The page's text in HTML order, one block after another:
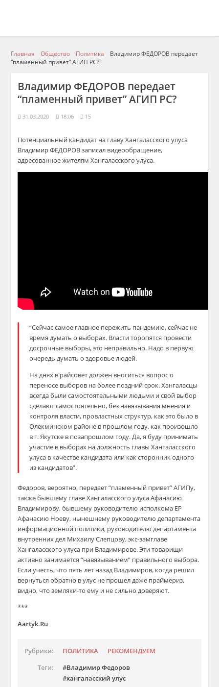
Главная Общество Политика
Владимир ФЕДОРОВ передает
“пламенный привет” АГИП РС?
Владимир ФЕДОРОВ передает
“пламенный привет” АГИП РС?
31.03.2020 18:06 15
Потенциальный кандидат на главу Хангаласского улуса
Владимир ФЕДОРОВ записал видеообращение,
адресованное жителям Хангаласского улуса.
“Сейчас самое главное пережить пандемию, сейчас не
время думать о выборах. Власти торопятся провести
досрочные выборы, это неправильно. Надо в первую
очередь думать о здоровье людей.
На днях в райсовет должен вноситься вопрос о
переносе выборов на более поздний срок. Хангаласцы
всегда были самостоятельными людьми и свой выбор
сделают самостоятельно, без навязывания мнения и
контроля власти, провластных структур, как это было в
Олекминском районе в прошлом году, как произошло
в г. Якутске в позапрошлом году. Да, я буду принимать
участие в выборах на должность главы Хангаласского
улуса в качестве кандидата или как сторонник одного
из кандидатов”.
Федоров, вероятно, передает “пламенный привет” АГИПу,
также бывшему главе Хангаласского улуса Афанасию
Владимирову, бывшему руководителю исполкома ЕР
Афанасию Ноеву, нынешнему руководителю департамента
информационной политики, руководителю департамента
внутренних дел Михаилу Слепцову, экс-замглаве
Хангаласского улуса при Владимирове. Эти товарищи
активно занимается “навязыванием” правильного выбора.
Если учесть, что пять лет назад Владимиров, когда решил
вернуться обратно в улус не прошел даже праймериз,
видно, что земляки-то ему и не сильно доверяют.
***
Aartyk.Ru
Рубрики: ПОЛИТИКА
РЕКОМЕНДУЕМ
Теги:
Владимир Федоров
хангаласский улус